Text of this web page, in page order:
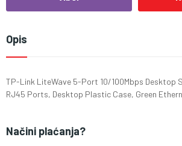
Opis
TP-Link LiteWave 5-Port 10/100Mbps Desktop
RJ45 Ports, Desktop Plastic Case, Green
Načini plaćanja?